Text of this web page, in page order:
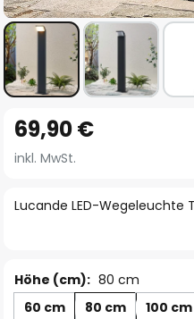
Anfang
der
springen
Lucande LED-Wegeleuchte
69,90 €
inkl. MwSt.
Höhe (cm): 80 cm
60 cm
80 cm 100 cm